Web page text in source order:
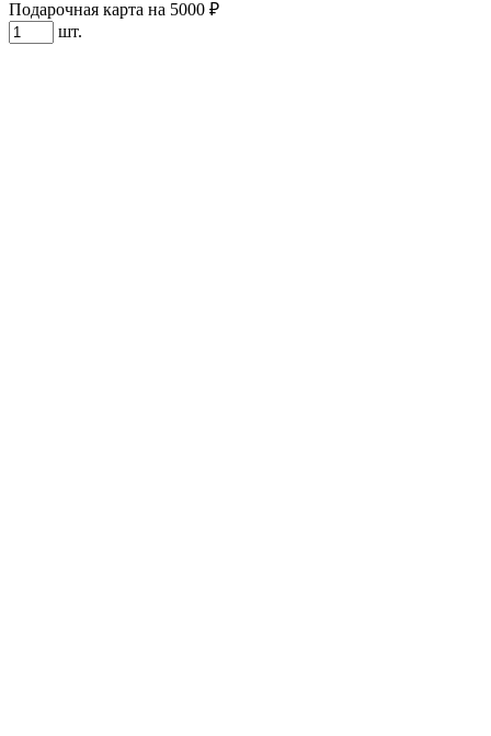
Подарочная карта на 5000 ₽
шт.